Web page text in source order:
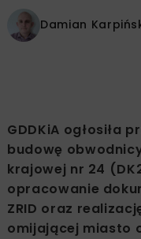
Damian
GDDKiA ogłosiła
budowę
krajowej nr 24
opracowanie
ZRID oraz
omijającej miasto